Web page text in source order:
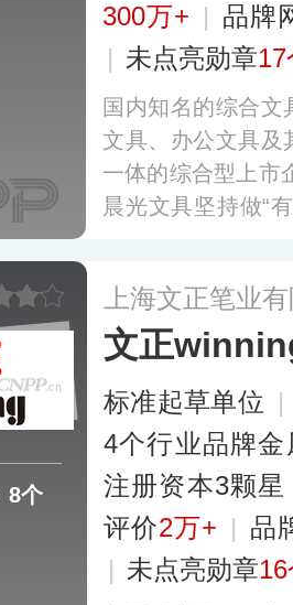
300万+ | 品牌
| 未点亮勋章17
国内知名的综合
文具、办公文具及
一体的综合型上市
晨光文具坚持做“
求提供个性化产品
8个
上海文正笔业
文正
标准起草单位 |
4个行业品牌金
注册资本3颗星
评价2万+ | 品
| 未点亮勋章